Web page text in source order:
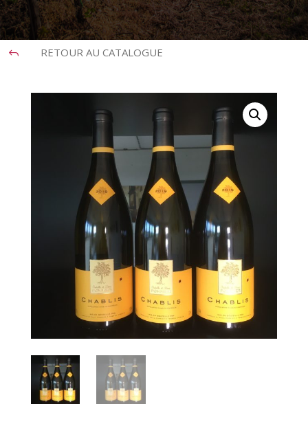
J RETOUR AU CATALOGUE